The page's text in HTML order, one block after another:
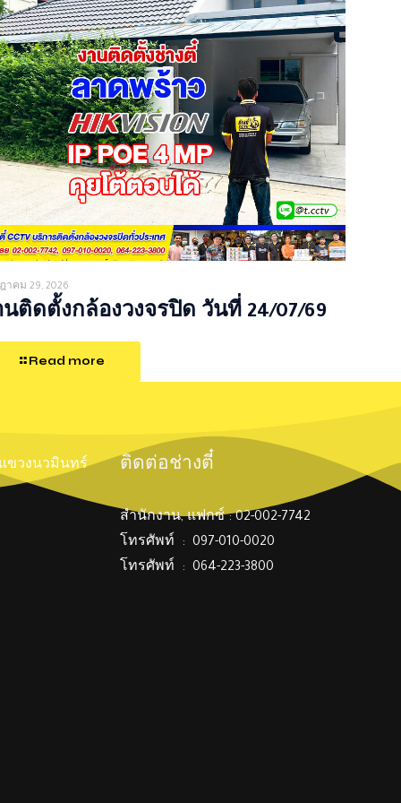
าคม 29, 2026
นติดตั้งกล้องวงจรปิด วันที่ 24/07/69
Read more
แขวงนวมินทร์ ติดต่อช่างตี๋
สำนักงาน, แฟกซ์ : 02-002-7742
โทรศัพท์ : 097-010-0020
โทรศัพท์ : 064-223-3800